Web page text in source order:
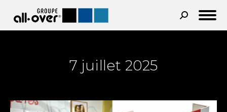
Recherche
:
7 juillet 2025